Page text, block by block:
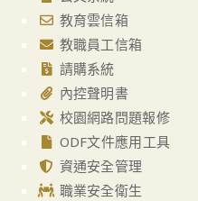
教育雲信箱
教職員工信箱
請購系統
內控聲明書
校園網路問題報修
ODF文件應用工具
資通安全管理
職業安全衛生